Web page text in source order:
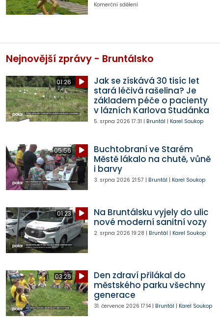
Komerční sdělení
Nejnovější zprávy - Bruntálsko
01:26
Jak se získává 30 tisíc let
stará léčivá rašelina? Je
základem péče o pacienty
v lázních Karlova Studánka
5. srpna 2026 17:31 | Bruntál | Karel Soukop
05:56
Buchtobraní ve Starém
Městě lákalo na chutě, vůně
i barvy
3. srpna 2026 21:57 | Bruntál | Karel Soukop
01:23
Na Bruntálsku vyjely do ulic
nové moderní sanitní vozy
2. srpna 2026 19:28 | Bruntál | Karel Soukop
03:25
Den zdraví přilákal do
městského parku všechny
generace
31. července 2026 17:14| Bruntál | Karel Soukop